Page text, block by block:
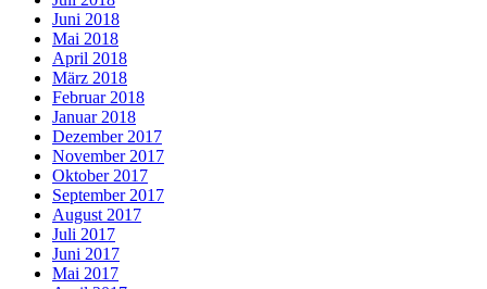
Juni 2018
Mai 2018
April 2018
März 2018
Februar 2018
Januar 2018
Dezember 2017
November 2017
Oktober 2017
September 2017
August 2017
Juli 2017
Juni 2017
Mai 2017